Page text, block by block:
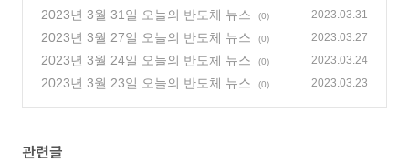
2023년 3월 31일 오늘의 반도체 뉴스 (0) 2023.03.31
2023년 3월 27일 오늘의 반도체 뉴스 (0) 2023.03.27
2023년 3월 24일 오늘의 반도체 뉴스 (0) 2023.03.24
2023년 3월 23일 오늘의 반도체 뉴스 (0) 2023.03.23
관련글